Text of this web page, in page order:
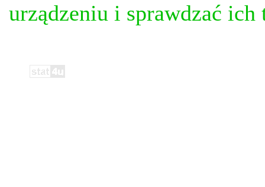
urządzeniu i sprawdzać ich